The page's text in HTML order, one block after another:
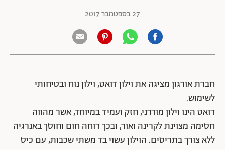
27 בספטמבר 2017
חברת אורגון מציגה את וילון דואט, וילון נוח ובטיחותי
לשימוש.
דואט הינו וילון מודרני, חזק ועמיד במיוחד, אשר מהווה
חסימה מצוינת לקרינה ואור, ובכך דוחה חום וחוסך באנרגיה
ללא צורך בתריסים. הוילון עשוי בד משתי שכבות, עם כיס